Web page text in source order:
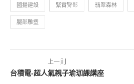
國揚建設 緊實臀部 翡翠森林
腿部雕塑
上一則
台積電-超人氣親子瑜珈課講座